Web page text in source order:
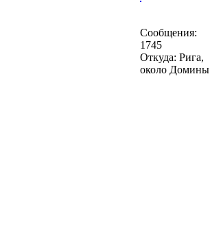
Сообщения:
1745
Откуда: Рига,
около Домины